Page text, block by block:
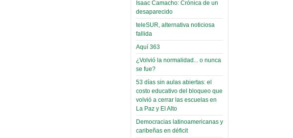
Leer Más...
Candidatos del MAS se
presentarán en la UMSA
Jueves, 14 Septiembre 2023
Leer Más...
Carrera de Geografía realiza
Segundo Congreso Nacional
Viernes, 14 Octubre 2022
Leer Más...
Docentes y estudiantes de
Trabajo Social de la UMSA
elegirán directora
Viernes, 14 Octubre 2022
Áñez se atribuye
construcción de
hospitales
prefabricados en
la que no tuvo
participación;
más de 24 horas
después rectifica
parcialmente
El Infamatorio
Miércoles, 09 Diciembre 2020
Isaac Camacho: Crónica de un
desaparecido
teleSUR, alternativa noticiosa
fallida
Aquí 363
¿Volvió la normalidad... o nunca
se fue?
53 días sin aulas abiertas: el
costo educativo del bloqueo que
volvió a cerrar las escuelas en
La Paz y El Alto
Democracias latinoamericanas y
caribeñas en déficit